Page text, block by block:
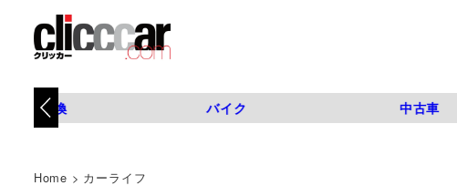
タイヤ交換 バイク 中古車
Home > カーライフ